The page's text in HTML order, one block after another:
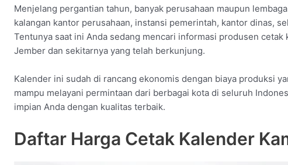
Menjelang pergantian tahun, banyak perusahaan maupun
kalangan kantor perusahaan, instansi pemerintah, kantor dinas,
Tentunya saat ini Anda sedang mencari informasi produsen
Jember dan sekitarnya yang telah berkunjung.
Kalender ini sudah di rancang ekonomis dengan biaya produksi
mampu melayani permintaan dari berbagai kota di seluruh
impian Anda dengan kualitas terbaik.
Daftar Harga Cetak Kalender